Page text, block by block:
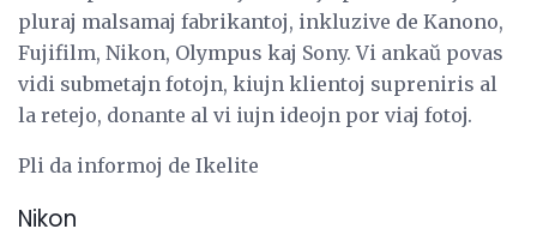
pluraj malsamaj fabrikantoj, inkluzive de Kanono,
Fujifilm, Nikon, Olympus kaj Sony. Vi ankaŭ povas
vidi submetajn fotojn, kiujn klientoj supreniris al
la retejo, donante al vi iujn ideojn por viaj fotoj.
Pli da informoj de Ikelite
Nikon